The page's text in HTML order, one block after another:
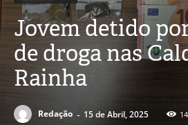
Jovem detido
de droga nas
Rainha
Redação - 15 de Abril, 2025